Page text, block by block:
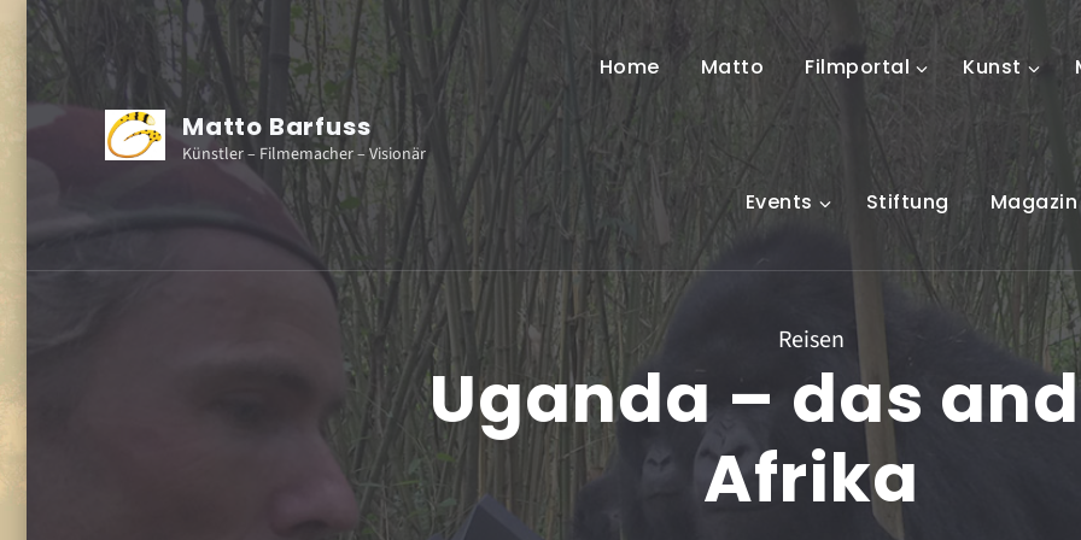
Matto Barfuss
Künstler – Filmemacher – Visionär
Home Matto Filmportal Kunst
Events Stiftung Magazin
Reisen
Uganda – das
Afrika